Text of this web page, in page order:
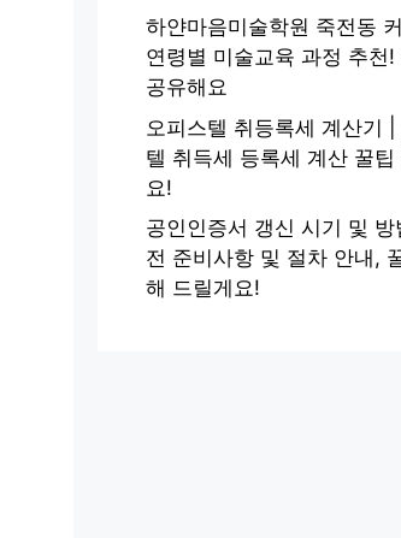
하얀마음미술학원 죽전동 커
연령별 미술교육 과정 추천!
공유해요
오피스텔 취등록세 계산기 |
텔 취득세 등록세 계산 꿀팁
요!
공인인증서 갱신 시기 및
전 준비사항 및 절차 안내,
해 드릴게요!